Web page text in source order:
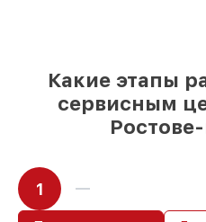
Какие этапы
сервисным
1